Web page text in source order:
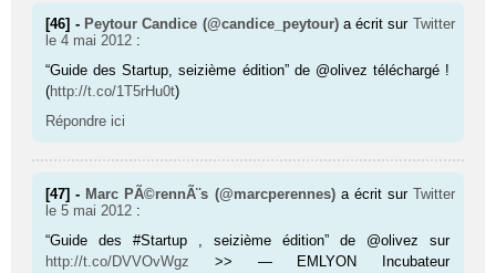
[46] - Peytour Candice (@candice_peytour) a écrit sur Twitter
le 4 mai 2012 :
“Guide des Startup, seizième édition” de @olivez téléchargé !
(http://t.co/1T5rHu0t)
Répondre ici
[47] - Marc PÃ©rennÃ¨s (@marcperennes) a écrit sur Twitter
le 5 mai 2012 :
“Guide des #Startup , seizième édition” de @olivez sur
http://t.co/DVVOvWgz >> — EMLYON Incubateur